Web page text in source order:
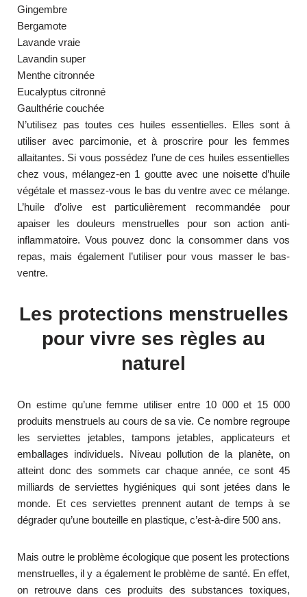
Gingembre
Bergamote
Lavande vraie
Lavandin super
Menthe citronnée
Eucalyptus citronné
Gaulthérie couchée
N’utilisez pas toutes ces huiles essentielles. Elles sont à
utiliser avec parcimonie, et à proscrire pour les femmes
allaitantes. Si vous possédez l’une de ces huiles essentielles
chez vous, mélangez-en 1 goutte avec une noisette d’huile
végétale et massez-vous le bas du ventre avec ce mélange.
L’huile d’olive est particulièrement recommandée pour
apaiser les douleurs menstruelles pour son action anti-
inflammatoire. Vous pouvez donc la consommer dans vos
repas, mais également l’utiliser pour vous masser le bas-
ventre.
Les protections menstruelles
pour vivre ses règles au
naturel
On estime qu’une femme utiliser entre 10 000 et 15 000
produits menstruels au cours de sa vie. Ce nombre regroupe
les serviettes jetables, tampons jetables, applicateurs et
emballages individuels. Niveau pollution de la planète, on
atteint donc des sommets car chaque année, ce sont 45
milliards de serviettes hygiéniques qui sont jetées dans le
monde. Et ces serviettes prennent autant de temps à se
dégrader qu’une bouteille en plastique, c’est-à-dire 500 ans.
Mais outre le problème écologique que posent les protections
menstruelles, il y a également le problème de santé. En effet,
on retrouve dans ces produits des substances toxiques,